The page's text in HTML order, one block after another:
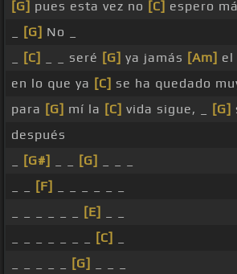
[G] pues esta vez no [C] espero
[G] No _
[C] _ _ seré [G] ya jamás [Am] el
en lo que ya [C] se ha quedado
para [G] mí la [C] vida sigue, _ [G]
después
[G#] [G]
[F]
[E]
[C]
[G]